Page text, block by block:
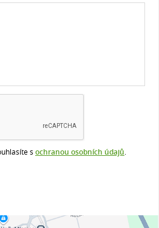
s ochranou osobních údajů